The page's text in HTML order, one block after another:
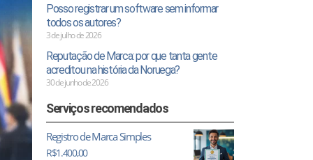
Posso registrar um software sem informar
todos os autores?
3 de julho de 2026
Reputação de Marca: por que tanta gente
acreditou na história da Noruega?
30 de junho de 2026
Serviços recomendados
Registro de Marca Simples
R$1.400,00